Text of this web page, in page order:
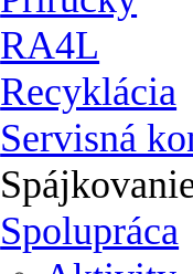
RA4L
Recyklácia
Servisná
Spolupráca